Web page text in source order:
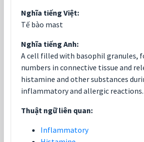
Nghĩa tiếng Việt:
Tế bào mast
Nghĩa tiếng Anh:
A cell filled with basophil granules,
numbers in connective tissue and
histamine and other substances
inflammatory and allergic reactions.
Thuật ngữ liên quan:
Inflammatory